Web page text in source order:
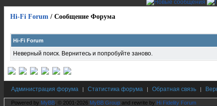
Hi-Fi Forum / Сообщение Форума
Hi-Fi Forum
Неверный поиск. Вернитесь и попробуйте заново.
Администрация форума | Статистика форума | Обратная связь |
Powered by MyBB , © 2001-2026 MyBB Group and rewrite by Hi Fidelity Forum